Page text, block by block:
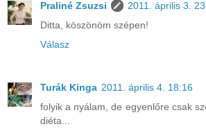
Praliné Zsuzsi
2011. április 3.
Ditta, köszönöm szépen!
Válasz
Turák Kinga 2011. április 4. 18:16
folyik a nyálam, de egyenlőre csak
diéta...